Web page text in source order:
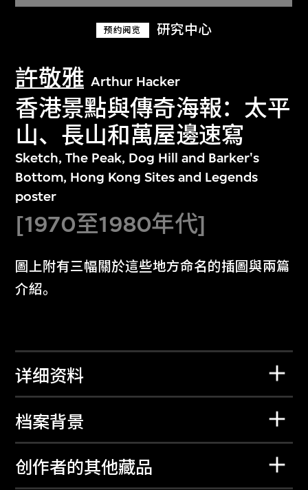
预约阅览 研究中心
許敬雅 Arthur Hacker
香港景點與傳奇海報：太平
山、長山和萬屋邊速寫
Sketch, The Peak, Dog Hill and Barker's
Bottom, Hong Kong Sites and Legends
poster
[1970至1980年代]
圖上附有三幅關於這些地方命名的插圖與兩篇
介紹。
详细资料
档案背景
创作者的其他藏品
关于M+藏品
探索世界顶级的二十及二十一世纪视觉
文化藏品。